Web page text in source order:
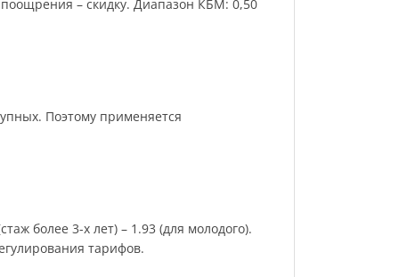
– скидку. Диапазон КБМ: 0,50
Поэтому применяется
более 3-х лет) – 1.93 (для молодого).
тарифов.